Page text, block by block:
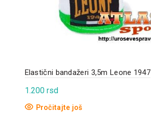
Elastični bandažeri 3,5m Leone 1947
1.200 rsd
Pročitajte još